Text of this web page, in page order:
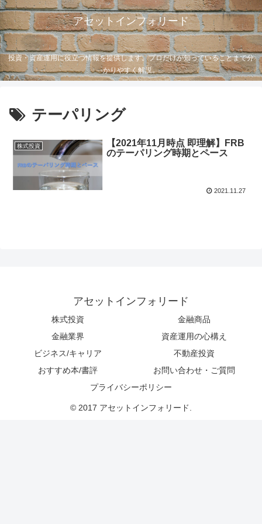
アセットインフォリード
投資・資産運用に役立つ情報を提供します。プロだけが知っていることまで分
かりやすく解説。
テーパリング
株式投資
【2021年11月時点 即理解】FRB
のテーパリング時期とペース
2021.11.27
アセットインフォリード
株式投資
金融商品
金融業界
資産運用の心構え
ビジネス/キャリア
不動産投資
おすすめ本/書評
お問い合わせ・ご質問
プライバシーポリシー
© 2017 アセットインフォリード.